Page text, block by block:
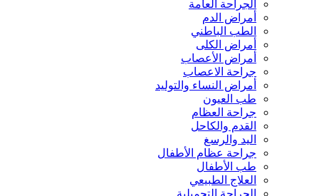
الجراحة العامة
أمراض الدم
الطب الباطني
أمراض الكلى
أمراض الأعصاب
جراحة الاعصاب
أمراض النساء والتوليد
طب العيون
جراحة العظام
القدم والكاحل
اليد والرسغ
جراحة عظام الأطفال
طب الأطفال
العلاج الطبيعي